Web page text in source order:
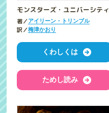
モンスターズ・ユニバーシティ
著／アイリーン・トリンブル
訳／梅津かおり
くわしくは
ためし読み